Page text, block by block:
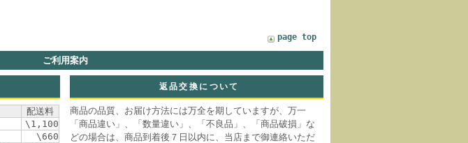
page top
ご利用案内
配送料
\1,100
\660
返品交換について
商品の品質、お届け方法には万全を期していますが、万一
「商品違い」、「数量違い」、「不良品」、「商品破損」な
どの場合は、商品到着後７日以内に、当店まで御連絡いただ